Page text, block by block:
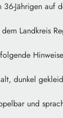
36-Jährigen auf
Landkreis
dunkel
und